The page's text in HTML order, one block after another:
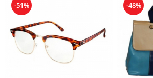
-51% -48%